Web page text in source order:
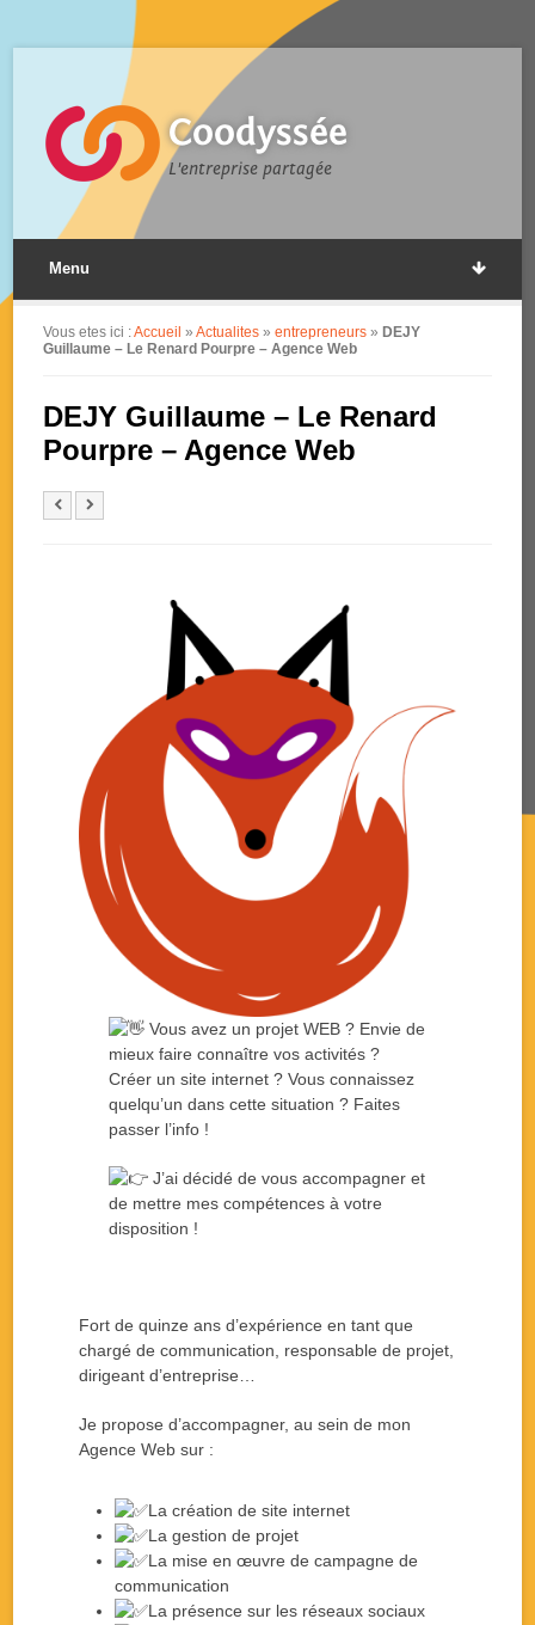
Coodyssée
L'entreprise partagée
Menu
Vous etes ici :Accueil »Actualites »entrepreneurs » DEJY
Guillaume – Le Renard Pourpre – Agence Web
DEJY Guillaume – Le Renard
Pourpre – Agence Web
Vous avez un projet WEB ? Envie de
mieux faire connaître vos activités ?
Créer un site internet ? Vous connaissez
quelqu’un dans cette situation ? Faites
passer l’info !
J’ai décidé de vous accompagner et
de mettre mes compétences à votre
disposition !
Fort de quinze ans d’expérience en tant que
chargé de communication, responsable de projet,
dirigeant d’entreprise…
Je propose d’accompagner, au sein de mon
Agence Web sur :
La création de site internet
La gestion de projet
La mise en œuvre de campagne de
communication
La présence sur les réseaux sociaux